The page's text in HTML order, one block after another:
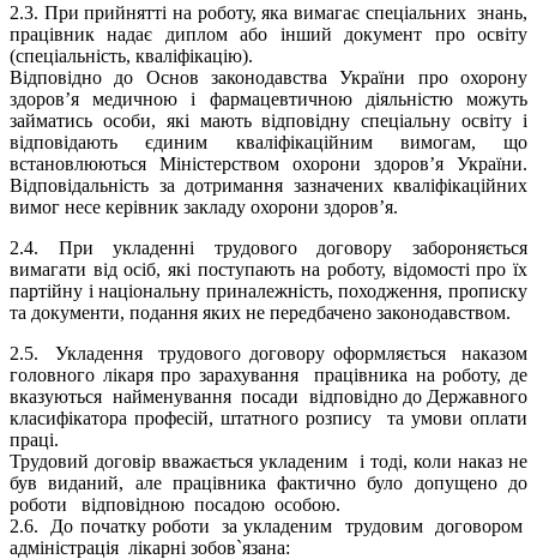
2.3. При прийнятті на роботу, яка вимагає спеціальних знань,
працівник надає диплом або інший документ про освіту
(спеціальність, кваліфікацію).
Відповідно до Основ законодавства України про охорону
здоров’я медичною і фармацевтичною діяльністю можуть
займатись особи, які мають відповідну спеціальну освіту і
відповідають єдиним кваліфікаційним вимогам, що
встановлюються Міністерством охорони здоров’я України.
Відповідальність за дотримання зазначених кваліфікаційних
вимог несе керівник закладу охорони здоров’я.
2.4. При укладенні трудового договору забороняється
вимагати від осіб, які поступають на роботу, відомості про їх
партійну і національну приналежність, походження, прописку
та документи, подання яких не передбачено законодавством.
2.5. Укладення трудового договору оформляється наказом
головного лікаряпро зарахування працівника на роботу, де
вказуються найменування посади відповідно до Державного
класифікатора професій, штатного розпису та умови оплати
праці.
Трудовий договір вважається укладеним і тоді, коли наказ не
був виданий, але працівника фактично було допущено до
роботи відповідною посадою особою.
2.6. До початку роботи за укладеним трудовим договором
адміністрація лікарні зобов`язана: